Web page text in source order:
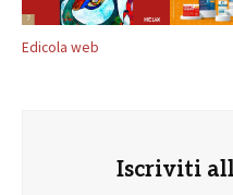
Edicola web
Iscriviti